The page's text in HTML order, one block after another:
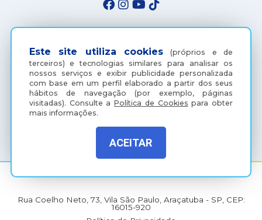
Este site utiliza cookies (próprios e de
terceiros) e tecnologias similares para analisar os
nossos serviços e exibir publicidade personalizada
com base em um perfil elaborado a partir dos seus
hábitos de navegação (por exemplo, páginas
visitadas). Consulte aPolítica de Cookies para obter
mais informações.
ACEITAR
Rua Coelho Neto, 73, Vila São Paulo, Araçatuba - SP, CEP:
16015-920